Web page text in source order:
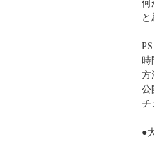
何
と
PS
時
方
公
チ
●